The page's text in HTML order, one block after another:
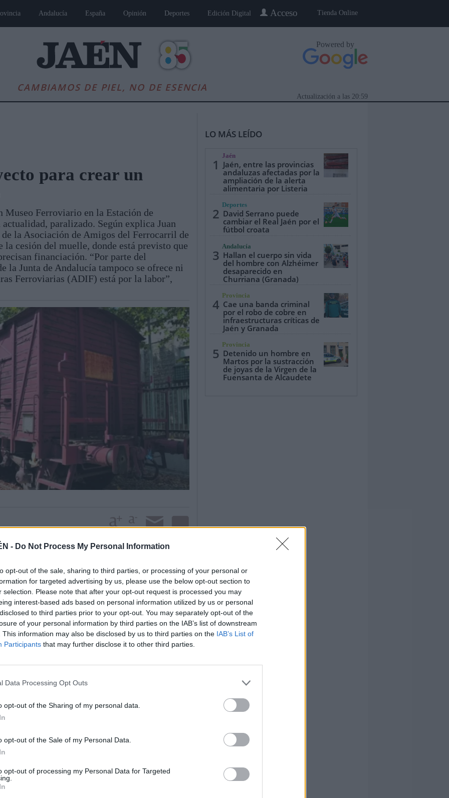
- Do Not Process My Personal Information
opt-out of the sale, sharing to third parties, or processing of your personal or
for targeted advertising by us, please use the below opt-out section to
selection. Please note that after your opt-out request is processed you may
interest-based ads based on personal information utilized by us or personal
to third parties prior to your opt-out. You may separately opt-out of the
of your personal information by third parties on the IAB’s list of downstream
This information may also be disclosed by us to third parties on the IAB’s List of
Participants that may further disclose it to other third parties.
Data Processing Opt Outs
opt-out of the Sharing of my personal data.
opt-out of the Sale of my Personal Data.
opt-out of processing my Personal Data for Targeted
Tienda Online
Acceso
Andalucía España Opinión Deportes Edición Digital
CAMBIAMOS DE PIEL, NO DE ESENCIA
Powered by
20:59
Actualización a las
Jaén, Pueblo a Pueblo Gente Especiales
para crear un
Museo Ferroviario en la Estación de
paralizado. Según explica Juan
la Asociación de Amigos del Ferrocarril de
la cesión del muelle, donde está previsto que
financiación. “Por parte del
la Junta de Andalucía tampoco se ofrece ni
Ferroviarias (ADIF) está por la labor”,
sentido, lo que sí están pendientes es de unas
museo, tres vagones que se encuentran en
dos que tiene la asociación —uno de ellos es su
era uno de los nudos de comunicaciones
vagones los tenemos ya, con el visto bueno de
pero nos falta una documentación para su uso, así
tenerlos en una de las vías”, subrayó De la
que hasta que no cuenten con la “luz verde” para
Tanto el permiso como la cesión están en manos
a que un jefe tuviera que dar una autorización
para esos tres vagones una vez que se encuentren
a cargo del propio colectivo, en los que
y para el que están abiertos a cualquier tipo de
en muy malas condiciones tras las lluvias del
la madera”, apuntó de la Rubia. En ese caso, lo
el resto de vagones, mientras que el otro se
y biblioteca, y el tercero albergará un
las piezas de coleccionista que muchos de los
LO MÁS LEÍDO
1
Jaén
Jaén, entre las provincias
andaluzas afectadas por la
ampliación de la alerta
alimentaria por Listeria
2
Deportes
David Serrano puede
cambiar el Real Jaén por el
fútbol croata
3
Andalucía
Hallan el cuerpo sin vida
del hombre con Alzhéimer
desaparecido en
Churriana (Granada)
4
Provincia
Cae una banda criminal
por el robo de cobre en
infraestructuras críticas de
Jaén y Granada
5
Provincia
Detenido un hombre en
Martos por la sustracción
de joyas de la Virgen de la
Fuensanta de Alcaudete